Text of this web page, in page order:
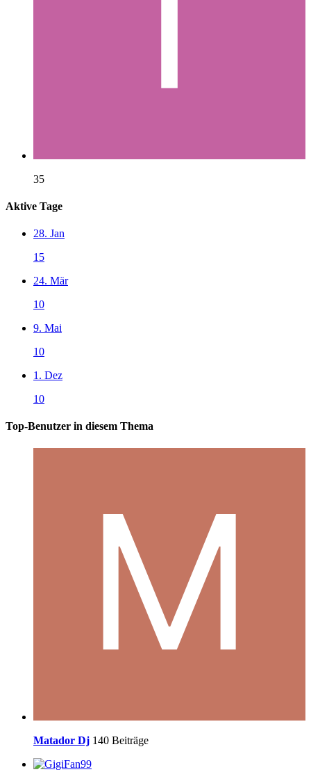
35
Aktive Tage
28. Jan
15
24. Mär
10
9. Mai
10
1. Dez
10
Top-Benutzer in diesem Thema
Matador Dj 140 Beiträge